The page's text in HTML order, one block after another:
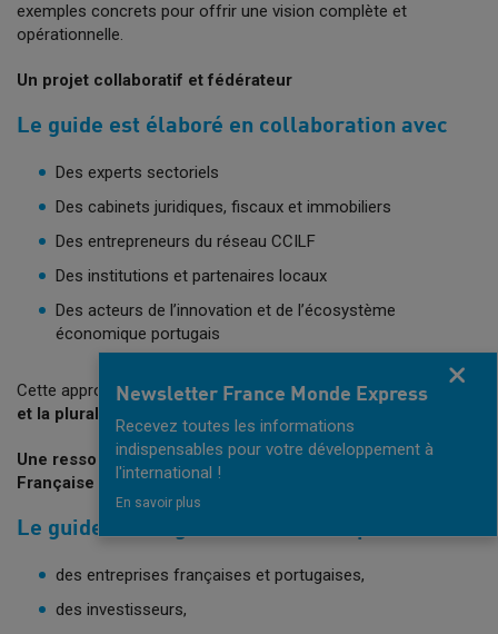
exemples concrets pour offrir une vision complète et
opérationnelle.
Un projet collaboratif et fédérateur
Le guide est élaboré en collaboration avec
Des experts sectoriels
Des cabinets juridiques, fiscaux et immobiliers
Des entrepreneurs du réseau CCILF
Des institutions et partenaires locaux
Des acteurs de l’innovation et de l’écosystème
économique portugais
Cette approche collaborative garantitla fiabilité, la pertinence
et la pluralité des perspectives
Une ressource essentielle pour la communauté Luso-
Française
Le guide est largement diffusé auprès
des entreprises françaises et portugaises,
des investisseurs,
Newsletter France Monde Express
Recevez toutes les informations
indispensables pour votre développement à
l'international !
En savoir plus